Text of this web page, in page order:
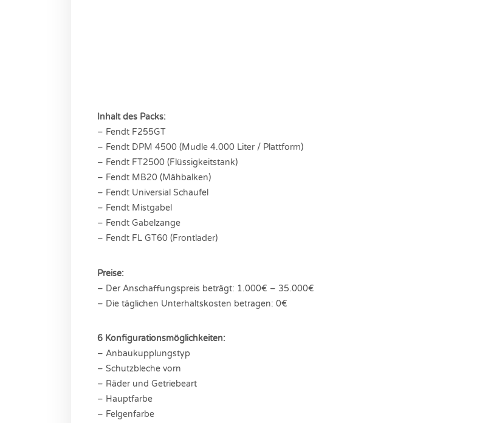
Inhalt des Packs:
– Fendt F255GT
– Fendt DPM 4500 (Mudle 4.000 Liter / Plattform)
– Fendt FT2500 (Flüssigkeitstank)
– Fendt MB20 (Mähbalken)
– Fendt Universial Schaufel
– Fendt Mistgabel
– Fendt Gabelzange
– Fendt FL GT60 (Frontlader)
Preise:
– Der Anschaffungspreis beträgt: 1.000€ – 35.000€
– Die täglichen Unterhaltskosten betragen: 0€
6 Konfigurationsmöglichkeiten:
– Anbaukupplungstyp
– Schutzbleche vorn
– Räder und Getriebeart
– Hauptfarbe
– Felgenfarbe